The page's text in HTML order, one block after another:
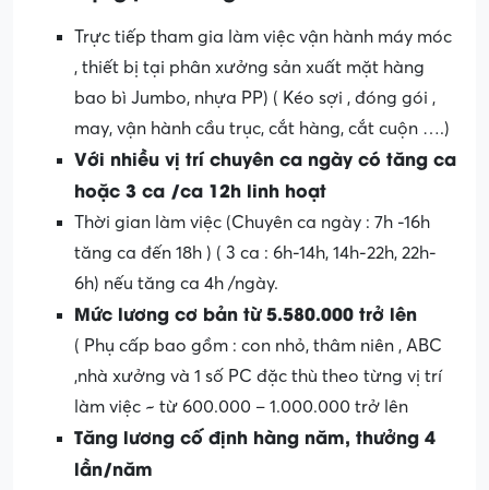
Trực tiếp tham gia làm việc vận hành máy móc
, thiết bị tại phân xưởng sản xuất mặt hàng
bao bì Jumbo, nhựa PP) ( Kéo sợi , đóng gói ,
may, vận hành cầu trục, cắt hàng, cắt cuộn ….)
Với nhiều vị trí chuyên ca ngày có tăng ca
hoặc 3 ca /ca 12h linh hoạt
Thời gian làm việc (Chuyên ca ngày : 7h -16h
tăng ca đến 18h ) ( 3 ca : 6h-14h, 14h-22h, 22h-
6h) nếu tăng ca 4h /ngày.
Mức lương cơ bản từ 5.580.000 trở lên
( Phụ cấp bao gồm : con nhỏ, thâm niên , ABC
,nhà xưởng và 1 số PC đặc thù theo từng vị trí
làm việc ~ từ 600.000 – 1.000.000 trở lên
Tăng lương cố định hàng năm, thưởng 4
lần/năm